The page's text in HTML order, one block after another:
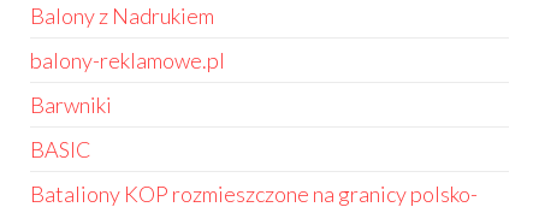
Balony z Nadrukiem
balony-reklamowe.pl
Barwniki
BASIC
Bataliony KOP rozmieszczone na granicy polsko-